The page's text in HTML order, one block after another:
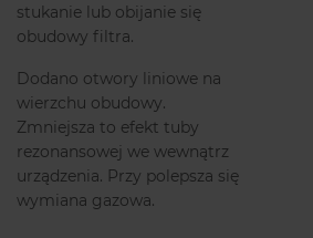
stukanie lub obijanie się
obudowy filtra.
Dodano otwory liniowe na
wierzchu obudowy.
Zmniejsza to efekt tuby
rezonansowej we wewnątrz
urządzenia. Przy polepsza się
wymiana gazowa.